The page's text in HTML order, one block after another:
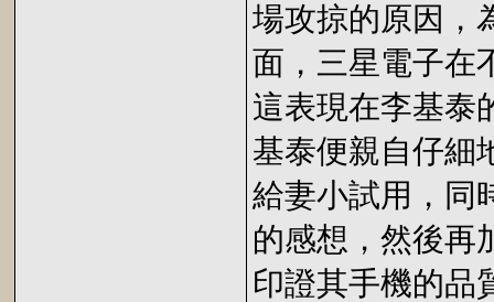
場攻掠的原因，
面，三星電子在
這表現在李基泰
基泰便親自仔細
給妻小試用，同
的感想，然後再
印證其手機的品